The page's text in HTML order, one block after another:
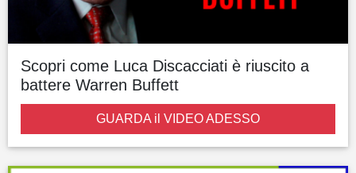
Scopri come Luca Discacciati è riuscito a
battere Warren Buffett
GUARDA il VIDEO ADESSO